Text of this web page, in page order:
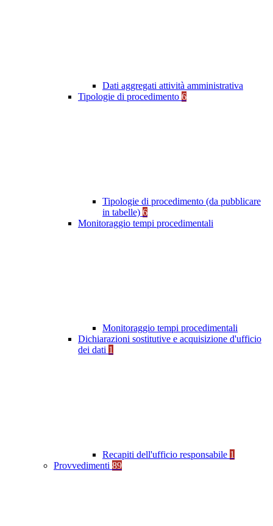
Dati aggregati attività amministrativa
Tipologie di procedimento 6
Tipologie di procedimento (da pubblicare
in tabelle) 6
Monitoraggio tempi procedimentali
Monitoraggio tempi procedimentali
Dichiarazioni sostitutive e acquisizione d'ufficio
dei dati 1
Recapiti dell'ufficio responsabile 1
Provvedimenti 89